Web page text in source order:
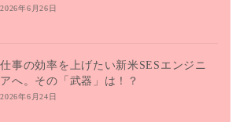
2026年6月26日
仕事の効率を上げたい新米SESエンジニ
アへ。その「武器」は！？
2026年6月24日